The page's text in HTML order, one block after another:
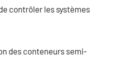
contrôler les systèmes
des conteneurs semi-